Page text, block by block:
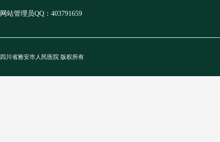
网站管理员QQ：403791659
四川省雅安市人民医院 版权所有